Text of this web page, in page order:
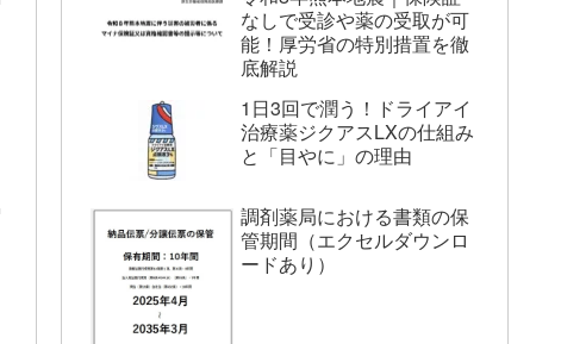
なしで受診や薬の受取が可
能！厚労省の特別措置を徹
底解説
1日3回で潤う！ドライアイ
治療薬ジクアスLXの仕組み
と「目やに」の理由
調剤薬局における書類の保
管期間（エクセルダウンロ
ードあり）